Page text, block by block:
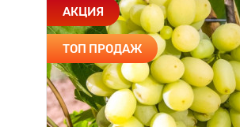
АКЦИЯ
ТОП ПРОДАЖ